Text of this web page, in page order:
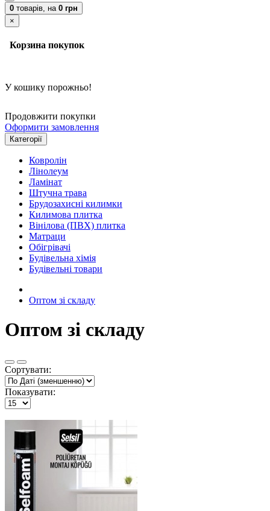
0 товарів, на 0 грн
×
Корзина покупок
У кошику порожньо!
Продовжити покупки
Оформити замовлення
Категорії
Ковролін
Лінолеум
Ламінат
Штучна трава
Брудозахисні килимки
Килимова плитка
Вінілова (ПВХ) плитка
Матраци
Обігрівачі
Будівельна хімія
Будівельні товари
Оптом зі складу
Оптом зі складу
Сортувати:
Показувати: